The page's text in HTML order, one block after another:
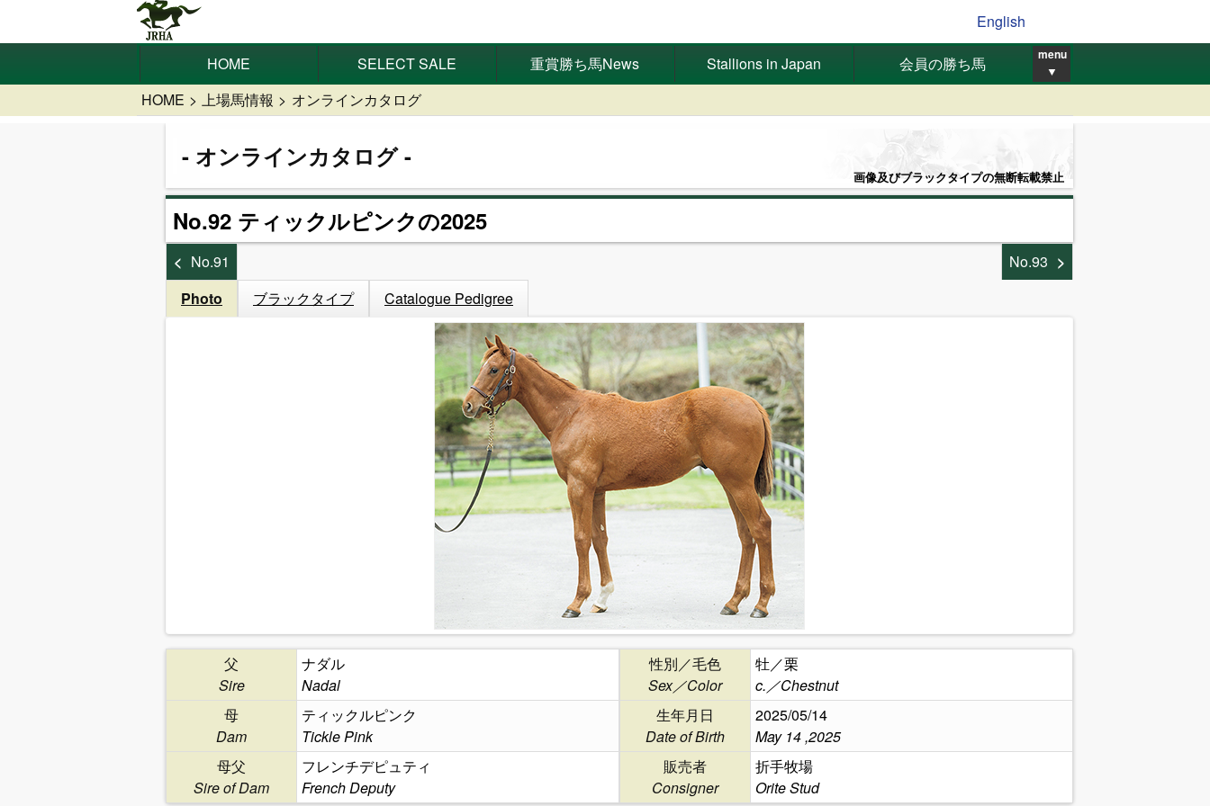
English
HOME SELECT SALE 重賞勝ち馬News Stallions in Japan 会員の勝ち馬 menu
▼
HOME 上場馬情報 オンラインカタログ
オンラインカタログ
画像及びブラックタイプの無断転載禁止
No.92 ティックルピンクの2025
No.91
No.93
Photo
ブラックタイプ Catalogue Pedigree
父
Sire
ナダル
Nadal
母
Dam
ティックルピンク
Tickle Pink
母父
Sire of Dam
フレンチデピュティ
French Deputy
性別／毛色
Sex／Color
牡／栗
c.／Chestnut
生年月日
Date of Birth
2025/05/14
May 14 ,2025
販売者
Consigner
折手牧場
Orite Stud